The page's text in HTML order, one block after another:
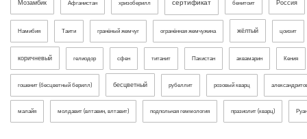
Мозамбик Афганистан хризоберилл сертификат бенитоит Россия
Намибия Таити гранёный жемчуг огранённая жемчужина жёлтый цоизит
коричневый гелиодор сфен титанит Пакистан аквамарин Кения
гошенит (бесцветный берилл) бесцветный рубеллит розовый кварц
малайя молдавит (влтавин, влтавит) подпольная геммология празиолит (кварц)